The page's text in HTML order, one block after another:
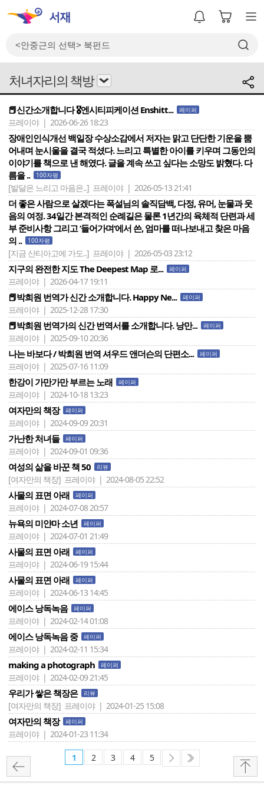
처녀자리의 책방
📕신간소개합니다 🎖️엔시티피케이션 Enshitt... 페이퍼
프레이야 | 2026-06-26 18:23
장애인인식개선 백일장 수상소감에서 저자는 맑고 단단한 기운을 뿜
어내며 눈시울을 결국 적셨다. 느리고 특별한 아이를 키우며 그동안의
이야기를 책으로 낸 해였다. 글을 계속 쓰고 싶다는 소망도 밝혔다. 다
름을 ..
100자평
[발달은 느리고 마음은..] 프레이야 | 2026-05-13 21:41
더 좋은 사람으로 살겠다는 폭설님의 솔직담백, 다정, 유머, 눈물과 웃
음의 여정. 34일간 본격적인 순례길은 물론 1년간의 육체적 단련과 세
부 준비사항 그리고 ‘들어가며‘에서 쓴, 엄마를 떠나보내고 찾은 마음
의 ..
100자평
[지금 산티아고에 가도..] 프레이야 | 2026-05-03 23:12
지구의 완전한 지도 The Deepest Map 로... 페이퍼
프레이야 | 2026-04-17 19:11
📕박희원 번역가 신간 소개합니다. Happy Ne... 페이퍼
프레이야 | 2025-12-28 17:30
📕박희원 번역가의 신간 번역서를 소개합니다. 낭만... 페이퍼
프레이야 | 2025-09-10 20:36
나는 바보다 / 박희원 번역 셔우드 앤더슨의 단편소... 페이퍼
프레이야 | 2025-07-16 11:09
한강이 가만가만 부르는 노래 페이퍼
프레이야 | 2024-10-18 13:23
여자만의 책장 페이퍼
프레이야 | 2024-09-09 20:31
가난한 처녀들 페이퍼
프레이야 | 2024-09-01 09:36
여성의 삶을 바꾼 책 50 리뷰
[여자만의 책장] 프레이야 | 2024-08-05 22:52
사물의 표면 아래 페이퍼
프레이야 | 2024-07-08 20:57
뉴욕의 미얀마 소년 페이퍼
프레이야 | 2024-07-01 21:49
사물의 표면 아래 페이퍼
프레이야 | 2024-06-19 15:44
사물의 표면 아래 페이퍼
프레이야 | 2024-06-13 14:45
에이스 낭독녹음 페이퍼
프레이야 | 2024-02-14 01:08
에이스 낭독녹음 중 페이퍼
프레이야 | 2024-02-11 15:34
making a photograph 페이퍼
프레이야 | 2024-02-09 21:45
우리가 쌓은 책장은 리뷰
[여자만의 책장] 프레이야 | 2024-01-25 15:08
여자만의 책장 페이퍼
프레이야 | 2024-01-23 11:34
1 2 3 4 5